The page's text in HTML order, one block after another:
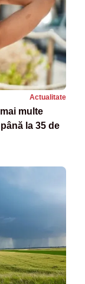
Actualitate
multe
la 35 de